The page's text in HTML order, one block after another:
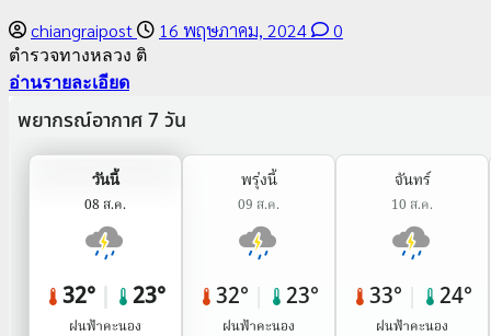
chiangraipost 16 พฤษภาคม, 2024 0
ตำรวจทางหลวง ติ
อ่านรายละเอียด